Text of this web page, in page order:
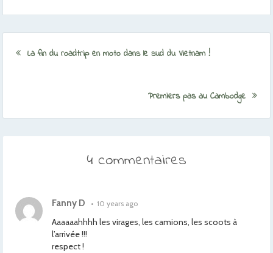
La fin du roadtrip en moto dans le sud du Vietnam !
Premiers pas au Cambodge
4 commentaires
Fanny D • 10 years ago
Aaaaaahhhh les virages, les camions, les scoots à
l’arrivée !!!
respect !